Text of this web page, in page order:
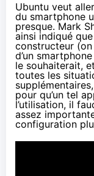
Ubuntu veut
du smartphone
presque. Mark
ainsi indiqué
constructeur
d’un
le souhaiterait,
toutes les
pour qu’un tel
l’utilisation, il
assez
configuration